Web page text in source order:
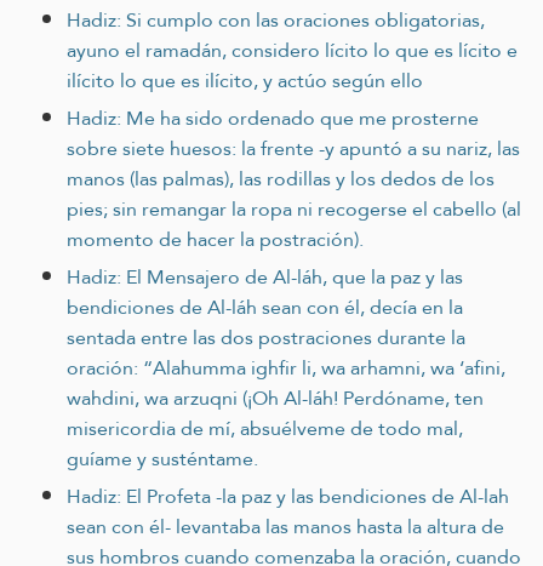
Hadiz: Si cumplo con las oraciones obligatorias,
ayuno el ramadán, considero lícito lo que es lícito e
ilícito lo que es ilícito, y actúo según ello
Hadiz: Me ha sido ordenado que me prosterne
sobre siete huesos: la frente -y apuntó a su nariz, las
manos (las palmas), las rodillas y los dedos de los
pies; sin remangar la ropa ni recogerse el cabello (al
momento de hacer la postración).
Hadiz: El Mensajero de Al-láh, que la paz y las
bendiciones de Al-láh sean con él, decía en la
sentada entre las dos postraciones durante la
oración: “Alahumma ighfir li, wa arhamni, wa ‘afini,
wahdini, wa arzuqni (¡Oh Al-láh! Perdóname, ten
misericordia de mí, absuélveme de todo mal,
guíame y susténtame.
Hadiz: El Profeta -la paz y las bendiciones de Al-lah
sean con él- levantaba las manos hasta la altura de
sus hombros cuando comenzaba la oración, cuando